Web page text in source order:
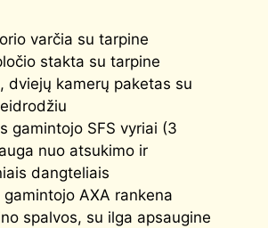
varčia su tarpine
stakta su tarpine
dviejų kamerų paketas su
gamintojo SFS vyriai (3
nuo atsukimo ir
dangteliais
AXA rankena
spalvos, su ilga apsaugine